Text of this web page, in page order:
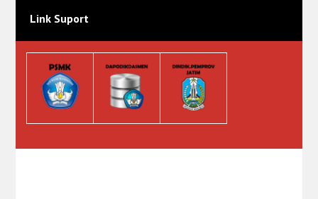
Link Suport